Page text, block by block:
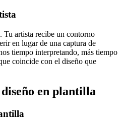
artista recibe un contorno
en lugar de una captura de
tiempo interpretando, más tiempo
coincide con el diseño que
en plantilla